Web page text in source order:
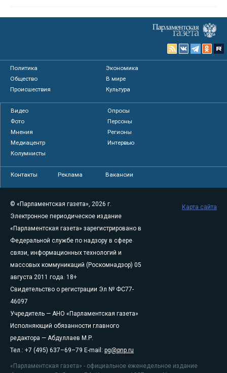
Политика
Экономика
Общество
В мире
Происшествия
Культура
Видео
Опросы
Фото
Персоны
Мнения
Регионы
Медиацентр
Интервью
Колумнисты
Контакты Реклама Вакансии
© «Парламентская газета», 2026 г.
Электронное периодическое издание
«Парламентская газета» зарегистрировано в
Федеральной службе по надзору в сфере
связи, информационных технологий и
массовых коммуникаций (Роскомнадзор) 05
августа 2011 года. 18+
Свидетельство о регистрации Эл № ФС77-
46097
Учредитель — АНО «Парламентская газета»
Исполняющий обязанности главного
редактора — Абдуллаев М.Р.
Тел.: +7 (495) 637–69–79 E-mail: pg@pnp.ru
«Парламентская газета» - официальное еженедельное издание
Карта сайта